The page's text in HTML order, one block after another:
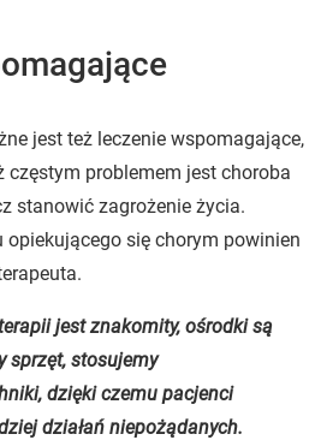
jest też leczenie wspomagające,
częstym problemem jest choroba
stanowić zagrożenie życia.
opiekującego się chorym powinien
jest znakomity, ośrodki są
sprzęt, stosujemy
dzięki czemu pacjenci
działań niepożądanych.